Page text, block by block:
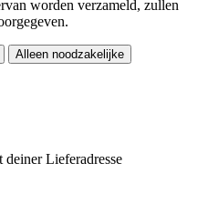
worden verzameld, zullen
Alleen noodzakelijke
deiner Lieferadresse